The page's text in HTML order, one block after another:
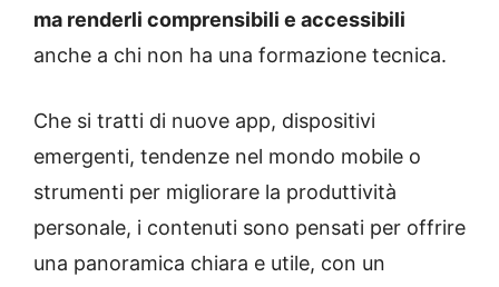
ma renderli comprensibili e accessibili
anche a chi non ha una formazione tecnica.
Che si tratti di nuove app, dispositivi
emergenti, tendenze nel mondo mobile o
strumenti per migliorare la produttività
personale, i contenuti sono pensati per offrire
una panoramica chiara e utile, con un